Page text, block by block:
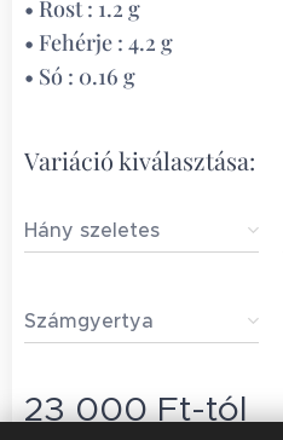
• Rost : 1.2 g
• Fehérje : 4.2 g
• Só : 0.16 g
Variáció kiválasztása:
Hány szeletes
Számgyertya
23 000Ft-tól